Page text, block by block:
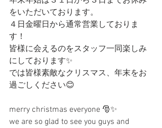
をいただいております。
４日金曜日から通常営業しておりま
す！
皆様に会えるのをスタッフ一同楽しみ
にしております✨
では皆様素敵なクリスマス、年末をお
過ごしください😊
merry christmas everyone 🎅✨
we are so glad to see you guys and